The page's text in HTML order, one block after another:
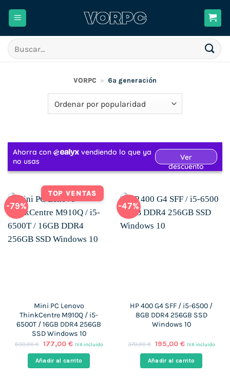
Buscar
por:
VORPC » 6ª generación
-79%
TOP VENTAS
Mini PC Lenovo
ThinkCentre M910Q / i5-
6500T / 16GB DDR4 256GB
SSD Windows 10
830,00€ El
original
era:
177,00 €El
actual
es:
IVA incluido
Añadir al carrito
-47%
HP 400 G4 SFF / i5-6500 /
8GB DDR4 256GB SSD
Windows 10
370,00€ El
original
era:
195,00 €El
actual
es:
IVA incluido
Añadir al carrito